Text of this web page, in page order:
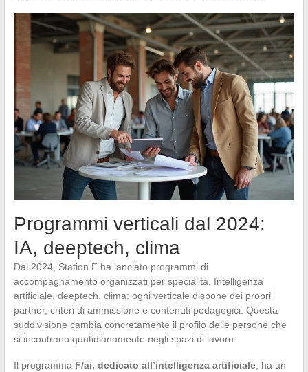
Programmi verticali dal 2024:
IA, deeptech, clima
Dal 2024, Station F ha lanciato programmi di
accompagnamento organizzati per specialità. Intelligenza
artificiale, deeptech, clima: ogni verticale dispone dei propri
partner, criteri di ammissione e contenuti pedagogici. Questa
suddivisione cambia concretamente il profilo delle persone che
si incontrano quotidianamente negli spazi di lavoro.
Il programma F/ai, dedicato all’intelligenza artificiale, ha un